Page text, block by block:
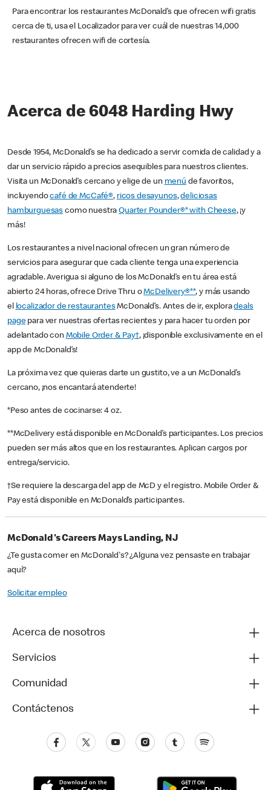
Para encontrar los restaurantes McDonald’s que ofrecen wifi gratis
cerca de ti, usa el Localizador para ver cuál de nuestras 14,000
restaurantes ofrecen wifi de cortesía.
Acerca de 6048 Harding Hwy
Desde 1954, McDonald’s se ha dedicado a servir comida de calidad y a
dar un servicio rápido a precios asequibles para nuestros clientes.
Visita un McDonald’s cercano y elige de un menú de favoritos,
incluyendocafé de McCafé®, ricos desayunos,deliciosas
hamburguesas como nuestraQuarter Pounder®* with Cheese, ¡y
más!
Los restaurantes a nivel nacional ofrecen un gran número de
servicios para asegurar que cada cliente tenga una experiencia
agradable. Averigua si alguno de los McDonald’s en tu área está
abierto 24 horas, ofrece Drive Thru oMcDelivery®**, y más usando
el localizador de restaurantesMcDonald’s. Antes de ir, exploradeals
pagepara ver nuestras ofertas recientes y para hacer tu orden por
adelantado con Mobile Order & Pay†, ¡disponible exclusivamente en el
app de McDonald’s!
La próxima vez que quieras darte un gustito, ve a un McDonald’s
cercano, ¡nos encantará atenderte!
*Peso antes de cocinarse: 4 oz.
**McDelivery está disponible en McDonald’s participantes. Los precios
pueden ser más altos que en los restaurantes. Aplican cargos por
entrega/servicio.
†Se requiere la descarga del app de McD y el registro. Mobile Order &
Pay está disponible en McDonald’s participantes.
McDonald's Careers Mays Landing, NJ
¿Te gusta comer en McDonald's? ¿Alguna vez pensaste en trabajar
aquí?
Solicitar empleo
Acerca de nosotros
Servicios
Comunidad
Contáctenos